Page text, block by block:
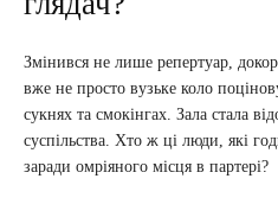
Змінився не лише репертуар,
вже не просто вузьке коло
сукнях та смокінгах. Зала стала
суспільства. Хто ж ці люди, які
заради омріяного місця в партері?